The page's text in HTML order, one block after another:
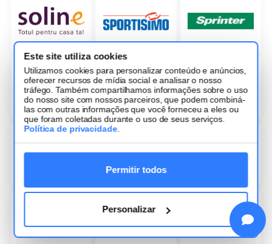
Este site utiliza cookies
Utilizamos cookies para personalizar conteúdo e anúncios,
oferecer recursos de mídia social e analisar o nosso
tráfego. Também compartilhamos informações sobre o uso
do nosso site com nossos parceiros, que podem combiná-
las com outras informações que você forneceu a eles ou
que foram coletadas durante o uso de seus serviços.
Política de privacidade
Permitir todos
Personalizar